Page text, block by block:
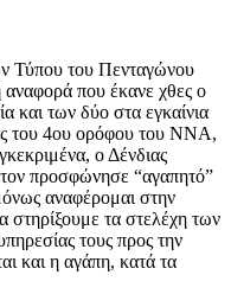
Τύπου του Πενταγώνου
που έκανε χθες ο
και των δύο στα εγκαίνια
του 4ου ορόφου του ΝΝΑ,
ο Δένδιας
προσφώνησε “αγαπητό”
αναφέρομαι στην
τα στελέχη των
τους προς την
και η αγάπη, κατά τα